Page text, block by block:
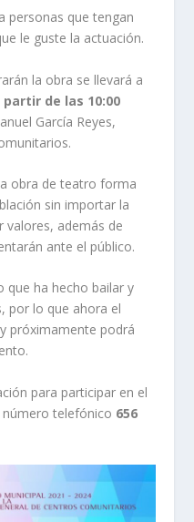
personas que tengan
le guste la actuación.
la obra se llevará a
de las 10:00
García Reyes,
obra de teatro forma
sin importar la
valores, además de
ante el público.
que ha hecho bailar y
por lo que ahora el
próximamente podrá
para participar en el
telefónico 656